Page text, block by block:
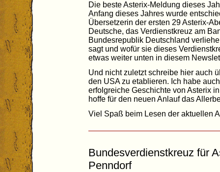
Die beste Asterix-Meldung dieses
Anfang dieses Jahres wurde
Übersetzerin der ersten 29 Asterix-
Deutsche, das Verdienstkreuz am
Bundesrepublik Deutschland
sagt und wofür sie dieses
etwas weiter unten in diesem
Und nicht zuletzt schreibe hier auch
den USA zu etablieren. Ich habe
erfolgreiche Geschichte von Asterix
hoffe für den neuen Anlauf das
Viel Spaß beim Lesen der aktuellen
Bundesverdienstkreuz für
Penndorf